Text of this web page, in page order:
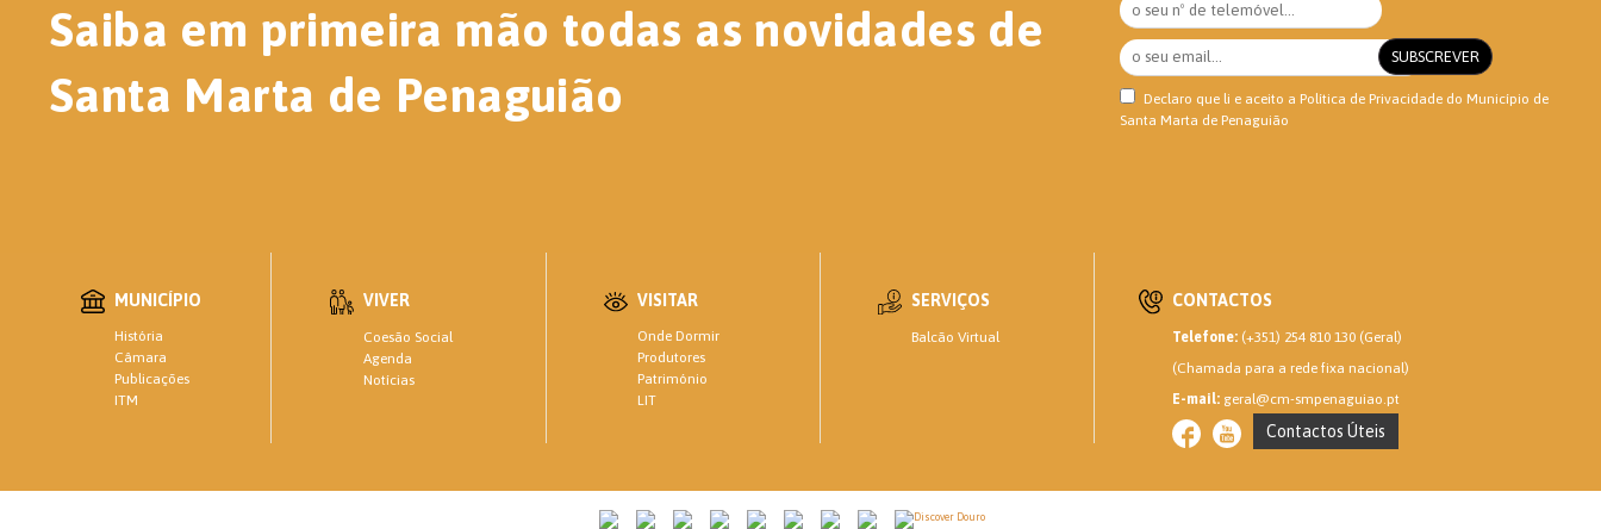
Saiba em primeira mão todas as novidades de
Santa Marta de Penaguião
Declaro que li e aceito a Política de Privacidadedo Município de
Santa Marta de Penaguião
MUNICÍPIO
História
Câmara
Publicações
ITM
VIVER
Coesão Social
Agenda
Notícias
VISITAR
Onde Dormir
Produtores
Património
LIT
SERVIÇOS
Balcão Virtual
CONTACTOS
Telefone:(+351) 254 810 130 (Geral)
(Chamada para a rede fixa nacional)
E-mail:geral@cm-smpenaguiao.pt
Contactos Úteis